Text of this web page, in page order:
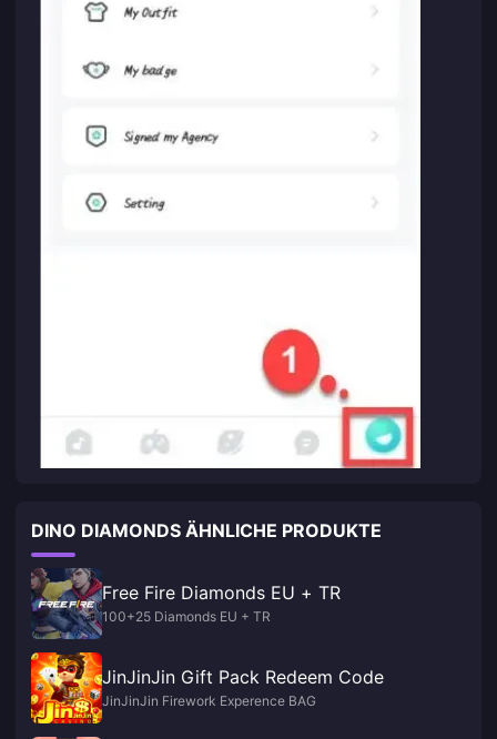
DINO DIAMONDS ÄHNLICHE PRODUKTE
Free Fire Diamonds EU + TR
100+25 Diamonds EU + TR
JinJinJin Gift Pack Redeem Code
JinJinJin Firework Experence BAG